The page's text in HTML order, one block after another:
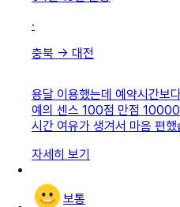
·
충북 → 대전
용달 이용했는데 예약시간보
예의 센스 100점 만점
시간 여유가 생겨서 마음 편
자세히 보기
보통